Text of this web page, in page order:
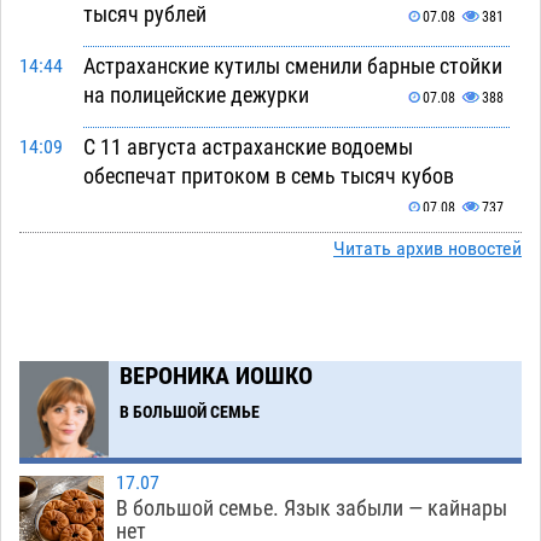
тысяч рублей 07.08 381
14:44
Астраханские кутилы сменили барные стойки
на полицейские дежурки
07.08 388
14:09
С 11 августа астраханские водоемы
обеспечат притоком в семь тысяч кубов
07.08 737
Астраханский аэропорт попробует отбиться
помойку
11:58
В Астрахани подросток угнал мотоцикл и
похитил чужие мобильник с банковскими
картами
11:20
Астраханцев ждут на парковом газоне с
Читать архив новостей
ВЕРОНИКА ИОШКО
В БОЛЬШОЙ СЕМЬЕ
17.07
В большой семье. Язык забыли — кайнары
нет